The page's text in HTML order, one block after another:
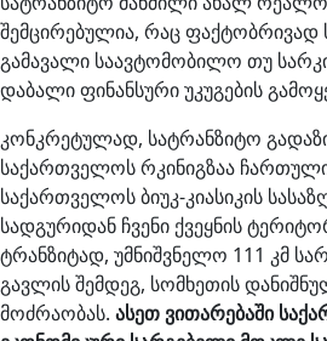
შემცირებულია, რაც
გამავალი საავტომობილო თუ
დაბალი ფინანსური უკუგების
კონკრეტულად, სატრანზიტო
საქართველოს რკინიგზაა
საქართველოს ბიუკ-კიასიკის
სადგურიდან ჩვენი ქვეყნის
ტრანზიტად, უმნიშვნელო 111 კმ
გავლის შემდეგ, სომხეთის
მოძრაობას. ასეთ ვითარებაში